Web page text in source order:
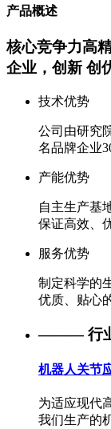
产品概述
核心竞争力高
企业，创新 创
技术优势
公司由研究
名品牌企业
产能优势
自主生产基
保证高效、
服务优势
制定科学的
优质、贴心
——— 行
机器人关节
为适应现代
我们生产的